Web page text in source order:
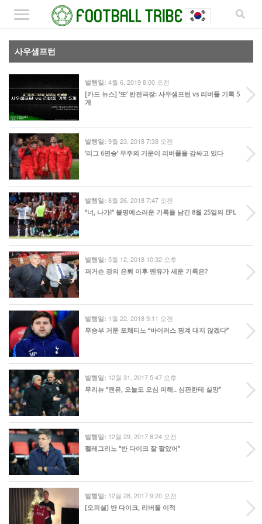
사우샘프턴
발행일: 4월 6, 2019 8:00 오전
[카드 뉴스] ‘또’ 반전극장: 사우샘프턴 vs 리버풀 기록 5
개
발행일: 9월 23, 2018 7:38 오전
‘리그 6연승’ 우주의 기운이 리버풀을 감싸고 있다
발행일: 8월 26, 2018 7:47 오전
“너, 나가!” 불명예스러운 기록을 남긴 8월 25일의 EPL
발행일: 5월 12, 2018 10:32 오후
퍼거슨 경의 은퇴 이후 맨유가 세운 기록은?
발행일: 1월 22, 2018 9:11 오전
무승부 거둔 포체티노 “바이러스 핑계 대지 않겠다”
발행일: 12월 31, 2017 5:47 오후
무리뉴 “맨유, 오늘도 오심 피해.. 심판한테 실망”
발행일: 12월 29, 2017 8:24 오전
펠레그리노 “반 다이크 잘 팔았어”
발행일: 12월 28, 2017 9:20 오전
[오피셜] 반 다이크, 리버풀 이적